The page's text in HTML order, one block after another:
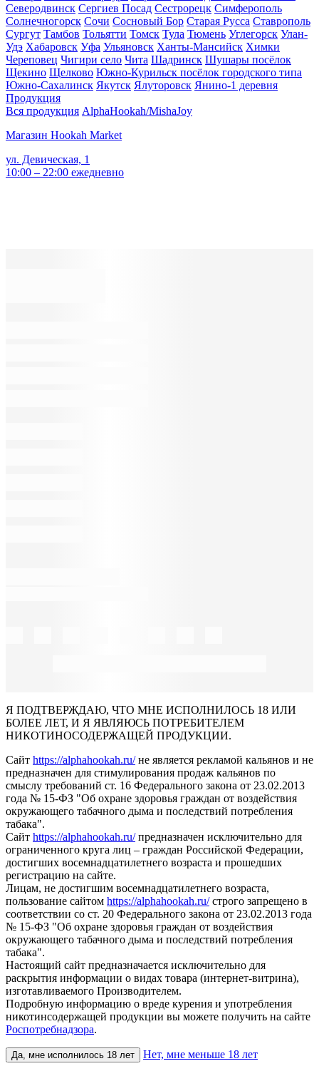
Северодвинск Сергиев Посад Сестрорецк Симферополь
Солнечногорск Сочи Сосновый Бор Старая Русса Ставрополь
Сургут Тамбов Тольятти Томск Тула Тюмень Углегорск Улан-
Удэ Хабаровск Уфа Ульяновск Ханты-Мансийск Химки
Череповец Чигири село Чита Шадринск Шушары посёлок
Щекино Щелково Южно-Курильск посёлок городского типа
Южно-Сахалинск Якутск Ялуторовск Янино-1 деревня
Продукция
Вся продукция AlphaHookah/MishaJoy
Магазин Hookah Market
ул. Девическая, 1
10:00 – 22:00 ежедневно
Я ПОДТВЕРЖДАЮ, ЧТО МНЕ ИСПОЛНИЛОСЬ 18 ИЛИ
БОЛЕЕ ЛЕТ, И Я ЯВЛЯЮСЬ ПОТРЕБИТЕЛЕМ
НИКОТИНОСОДЕРЖАЩЕЙ ПРОДУКЦИИ.
Сайт https://alphahookah.ru/не является рекламой кальянов и не
предназначен для стимулирования продаж кальянов по
смыслу требований ст. 16 Федерального закона от 23.02.2013
года № 15-ФЗ "Об охране здоровья граждан от воздействия
окружающего табачного дыма и последствий потребления
табака".
Сайт https://alphahookah.ru/предназначен исключительно для
ограниченного круга лиц – граждан Российской Федерации,
достигших восемнадцатилетнего возраста и прошедших
регистрацию на сайте.
Лицам, не достигшим восемнадцатилетнего возраста,
пользование сайтом https://alphahookah.ru/строго запрещено в
соответствии со ст. 20 Федерального закона от 23.02.2013 года
№ 15-ФЗ "Об охране здоровья граждан от воздействия
окружающего табачного дыма и последствий потребления
табака".
Настоящий сайт предназначается исключительно для
раскрытия информации о видах товара (интернет-витрина),
изготавливаемого Производителем.
Подробную информацию о вреде курения и употребления
никотинсодержащей продукции вы можете получить на сайте
Роспотребнадзора.
Да, мне исполнилось 18 лет Нет, мне меньше 18 лет